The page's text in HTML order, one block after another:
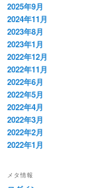
2025年9月
2024年11月
2023年8月
2023年1月
2022年12月
2022年11月
2022年6月
2022年5月
2022年4月
2022年3月
2022年2月
2022年1月
メタ情報